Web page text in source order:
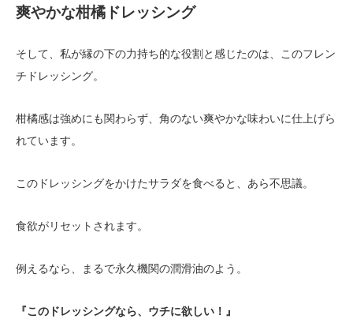
爽やかな柑橘ドレッシング
そして、私が縁の下の力持ち的な役割と感じたのは、このフレン
チドレッシング。
柑橘感は強めにも関わらず、角のない爽やかな味わいに仕上げら
れています。
このドレッシングをかけたサラダを食べると、あら不思議。
食欲がリセットされます。
例えるなら、まるで永久機関の潤滑油のよう。
『このドレッシングなら、ウチに欲しい！』